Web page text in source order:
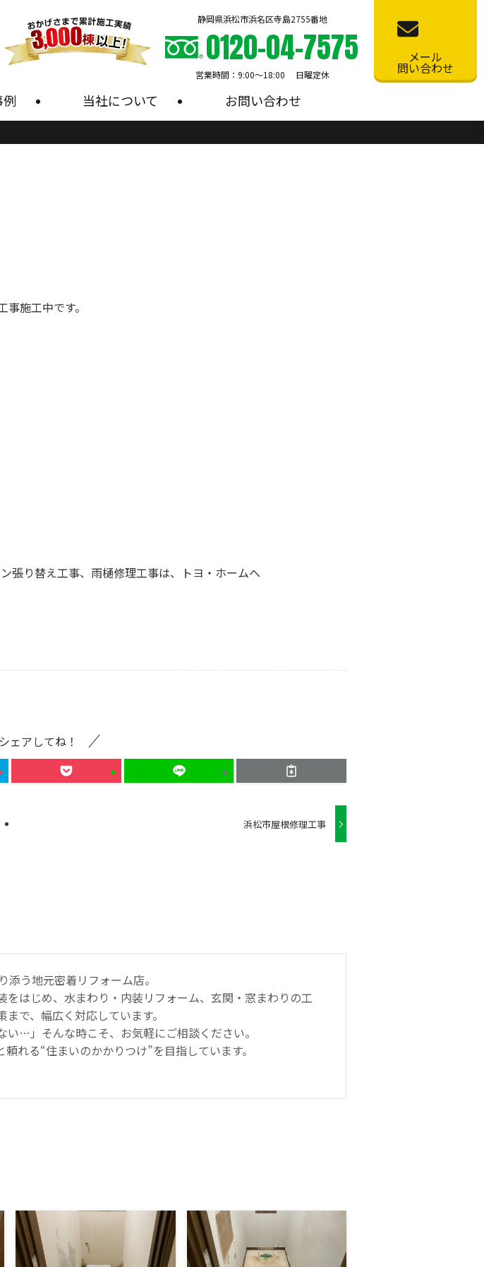
当社について お問い合わせ
静岡県浜松市浜名区寺島2755番地
0120-04-7575
営業時間：9:00〜18:00 日曜定休
メール
問い合わせ
施工中です。
張り替え工事、雨樋修理工事は、トヨ・ホームへ
ェアしてね！
浜松市屋根修理工事
う地元密着リフォーム店。
をはじめ、水まわり・内装リフォーム、玄関・窓まわりの工
で、幅広く対応しています。
い…」そんな時こそ、お気軽にご相談ください。
れる“住まいのかかりつけ”を目指しています。